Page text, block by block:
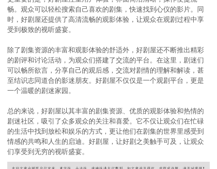
畅。观众可以轻松搜索自己喜欢的剧集，快速找到心仪的影片。同
时，好剧屋还提供了高清流畅的观影体验，让观众在观剧过程中享
受到极致的视听盛宴。
除了剧集资源的丰富和观影体验的舒适外，好剧屋还不断推出精彩
的剧评和讨论活动，为观众们搭建了交流的平台。在这里，剧迷们
可以畅所欲言，分享自己的观后感，交流对剧情的理解和解读，甚
至结识志同道合的影迷朋友。好剧屋不仅仅是一个观剧平台，更是
一个温暖的剧迷家园。
总的来说，好剧屋以其丰富的剧集资源、优质的观影体验和热情的
剧迷社区，吸引了众多观众的关注和喜爱。它不仅让观众们在忙碌
的生活中找到放松和娱乐的方式，更让他们在剧集的世界里感受到
情感的共鸣和人生的启迪。好剧屋，让好剧之美触手可及，让观众
们享受到无穷的视听盛宴。